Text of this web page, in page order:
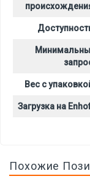
Вес с
Загрузка на
Похожие